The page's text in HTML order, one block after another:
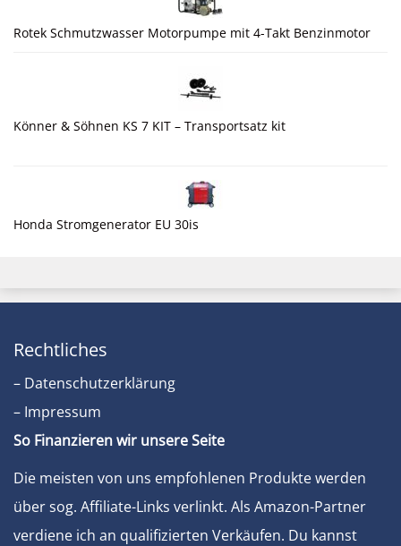
Rotek Schmutzwasser Motorpumpe mit 4-Takt Benzinmotor
Könner & Söhnen KS 7 KIT – Transportsatz kit
Honda Stromgenerator EU 30is
Rechtliches
– Datenschutzerklärung
– Impressum
So Finanzieren wir unsere Seite
Die meisten von uns empfohlenen Produkte werden
über sog. Affiliate-Links verlinkt. Als Amazon-Partner
verdiene ich an qualifizierten Verkäufen. Du kannst